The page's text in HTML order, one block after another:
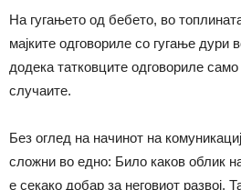
На гугањето од бебето, во
мајките одговориле со гугање дури
додека татковците одговориле
случаите.
Без оглед на начинот на
сложни во едно: Било каков облик
е секако добар за неговиот развој.